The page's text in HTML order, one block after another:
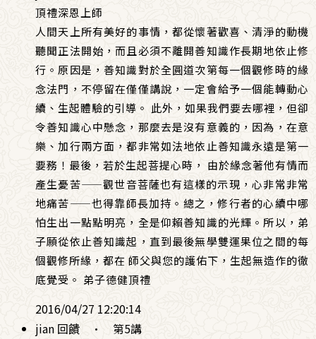
頂禮深恩上師
人間天上所有美好的事情，都從懷著歡喜、清淨的動機
聽聞正法開始，而且必須不離開善知識作長期地依止修
行。原因是，善知識對於全圓道次第每一個觀修時的緣
念法門，不停留在僅僅講說，一定會給予一個能轉動心
續、生起體驗的引導。 此外，如果我們要去哪裡，但卻
令善知識心中懸念，那麼去是沒有意義的，因為，在意
樂、加行兩方面，都非常如法地依止善知識永遠是第一
要務！最後，若於生起菩提心時， 由於緣念著他有情而
產生憂苦——觀世音菩薩也有這樣的示現，心非常非常
地痛苦——也得靠師長加持。總之，修行者的心續中哪
怕生出一點點明亮，全是仰賴善知識的光輝。所以，弟
子願從依止善知識起，直到最後無學雙運果位之間的每
個觀修所緣，都在 師父與您的護佑下，生起無造作的徹
底覺受。 弟子德健頂禮
2016/04/27 12:20:14
jian 回饋
· 第5講